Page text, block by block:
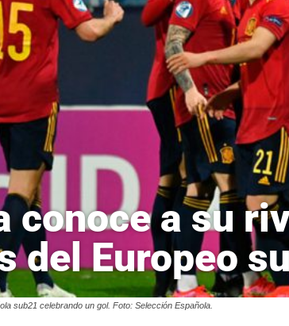
conoce a su
del Europeo
sub21 celebrando un gol. Foto: Selección Española.